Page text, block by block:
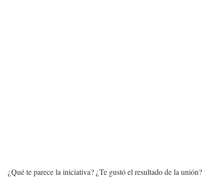
¿Qué te parece la iniciativa? ¿Te gustó el resultado de la unión?